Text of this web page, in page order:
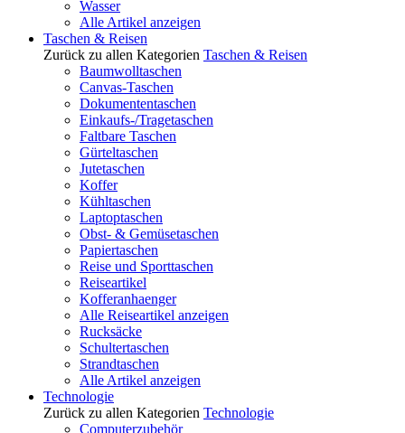
Wasser
Alle Artikel anzeigen
Taschen & Reisen
Zurück zu allen Kategorien Taschen & Reisen
Baumwolltaschen
Canvas-Taschen
Dokumententaschen
Einkaufs-/Tragetaschen
Faltbare Taschen
Gürteltaschen
Jutetaschen
Koffer
Kühltaschen
Laptoptaschen
Obst- & Gemüsetaschen
Papiertaschen
Reise und Sporttaschen
Reiseartikel
Kofferanhaenger
Alle Reiseartikel anzeigen
Rucksäcke
Schultertaschen
Strandtaschen
Alle Artikel anzeigen
Technologie
Zurück zu allen Kategorien Technologie
Computerzubehör